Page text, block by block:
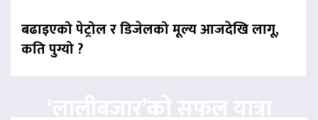
बढाइएको पेट्रोल र डिजेलको मूल्य आजदेखि लागू,
कति पुग्यो ?